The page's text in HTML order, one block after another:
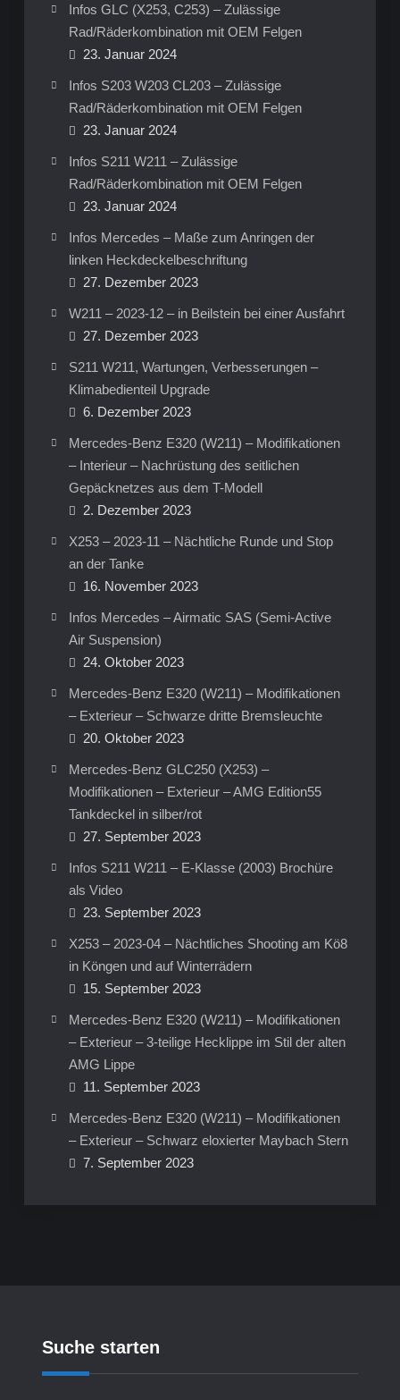
Infos GLC (X253, C253) – Zulässige
Rad/Räderkombination mit OEM Felgen
23. Januar 2024
Infos S203 W203 CL203 – Zulässige
Rad/Räderkombination mit OEM Felgen
23. Januar 2024
Infos S211 W211 – Zulässige
Rad/Räderkombination mit OEM Felgen
23. Januar 2024
Infos Mercedes – Maße zum Anringen der
linken Heckdeckelbeschriftung
27. Dezember 2023
W211 – 2023-12 – in Beilstein bei einer Ausfahrt
27. Dezember 2023
S211 W211, Wartungen, Verbesserungen –
Klimabedienteil Upgrade
6. Dezember 2023
Mercedes-Benz E320 (W211) – Modifikationen
– Interieur – Nachrüstung des seitlichen
Gepäcknetzes aus dem T-Modell
2. Dezember 2023
X253 – 2023-11 – Nächtliche Runde und Stop
an der Tanke
16. November 2023
Infos Mercedes – Airmatic SAS (Semi-Active
Air Suspension)
24. Oktober 2023
Mercedes-Benz E320 (W211) – Modifikationen
– Exterieur – Schwarze dritte Bremsleuchte
20. Oktober 2023
Mercedes-Benz GLC250 (X253) –
Modifikationen – Exterieur – AMG Edition55
Tankdeckel in silber/rot
27. September 2023
Infos S211 W211 – E-Klasse (2003) Brochüre
als Video
23. September 2023
X253 – 2023-04 – Nächtliches Shooting am Kö8
in Köngen und auf Winterrädern
15. September 2023
Mercedes-Benz E320 (W211) – Modifikationen
– Exterieur – 3-teilige Hecklippe im Stil der alten
AMG Lippe
11. September 2023
Mercedes-Benz E320 (W211) – Modifikationen
– Exterieur – Schwarz eloxierter Maybach Stern
7. September 2023
Suche starten